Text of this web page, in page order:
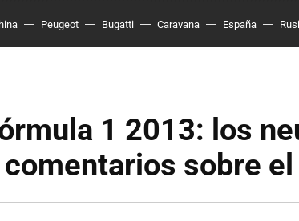
Peugeot Bugatti Caravana España
1 2013: los
sobre